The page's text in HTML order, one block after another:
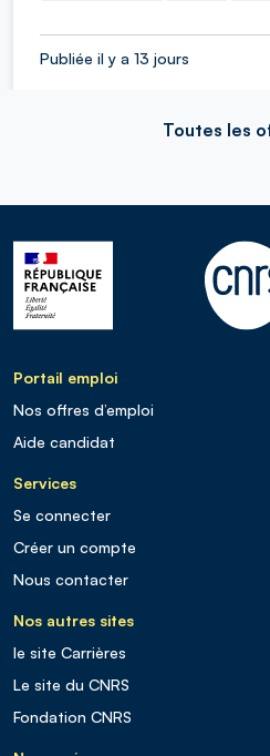
Publiée il y a 13 jours
Toutes les
Portail emploi
Nos offres d’emploi
Aide candidat
Services
Se connecter
Créer un compte
Nous contacter
Nos autres sites
le site Carrières
Le site du CNRS
Fondation CNRS